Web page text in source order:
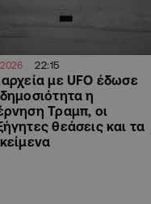
22:15
με UFO έδωσε
η
Τραμπ, οι
θεάσεις και τα